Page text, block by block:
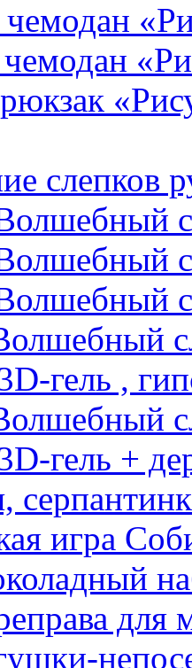
слепков
гель ,
гель +
игра
для